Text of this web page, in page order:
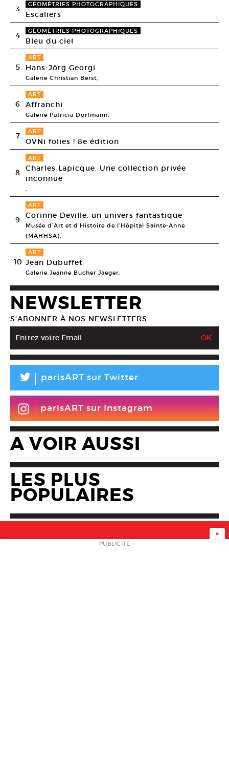
3 GÉOMÉTRIES PHOTOGRAPHIQUES
Escaliers
4 GÉOMÉTRIES PHOTOGRAPHIQUES
Bleu du ciel
5
ART
Hans-Jörg Georgi
Galerie Christian Berst,
6
ART
Affranchi
Galerie Patricia Dorfmann,
7 ART
OVNi folies ! 8e édition
8
ART
Charles Lapicque. Une collection privée
inconnue
,
9
ART
Corinne Deville, un univers fantastique
Musée d’Art et d’Histoire de l’Hôpital Sainte-Anne
(MAHHSA),
10
ART
Jean Dubuffet
Galerie Jeanne Bucher Jaeger,
NEWSLETTER
S’ABONNER À NOS NEWSLETTERS
L parisART sur Twitter
parisART sur Instagram
A VOIR AUSSI
LES PLUS
POPULAIRES
NEWSLETTER
×
PUBLICITÉ